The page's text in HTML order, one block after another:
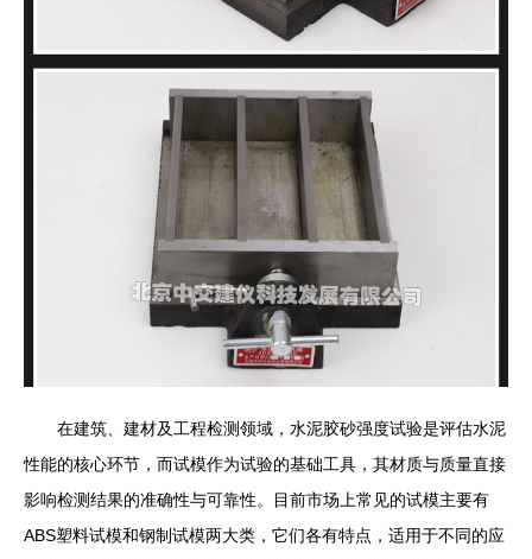
在建筑、建材及工程检测领域，水泥胶砂强度试验是评估水泥
性能的核心环节，而试模作为试验的基础工具，其材质与质量直接
影响检测结果的准确性与可靠性。目前市场上常见的试模主要有
ABS塑料试模和钢制试模两大类，它们各有特点，适用于不同的应